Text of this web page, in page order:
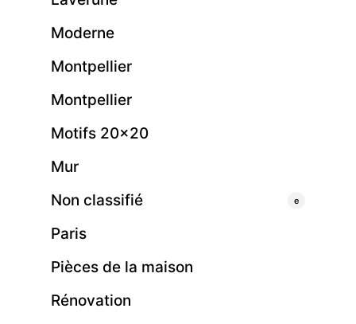
Moderne
Montpellier
Montpellier
Motifs 20×20
Mur
Non classifié
e
Paris
Pièces de la maison
Rénovation